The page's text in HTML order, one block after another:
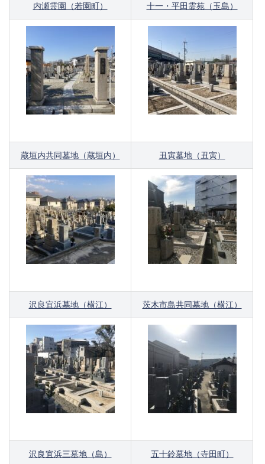
内瀬霊園（若園町） 十一・平田霊苑（玉島）
蔵垣内共同墓地（蔵垣内） 丑寅墓地（丑寅）
沢良宜浜墓地（横江） 茨木市島共同墓地（横江）
沢良宜浜三墓地（島） 五十鈴墓地（寺田町）